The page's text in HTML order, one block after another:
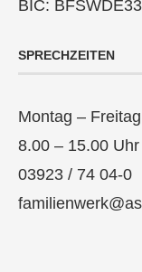
BIC:
SPRECHZEITEN
Montag – Freitag
8.00 – 15.00 Uhr
03923 / 74 04-0